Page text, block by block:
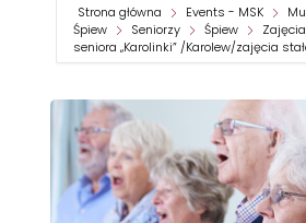
Strona główna Events - MSK
Śpiew
Seniorzy Śpiew
seniora „Karolinki” /Karolew/zajęcia